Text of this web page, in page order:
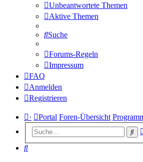
Unbeantwortete Themen
Aktive Themen
Suche
Forums-Regeln
Impressum
FAQ
Anmelden
Registrieren
· Portal Foren-Übersicht
Suche